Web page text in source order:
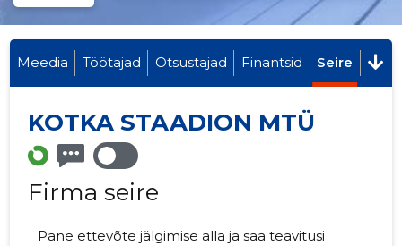
Meedia Töötajad Otsustajad Finantsid Seire
KOTKA STAADION MTÜ
Firma seire
Pane ettevõte jälgimise alla ja saa teavitusi